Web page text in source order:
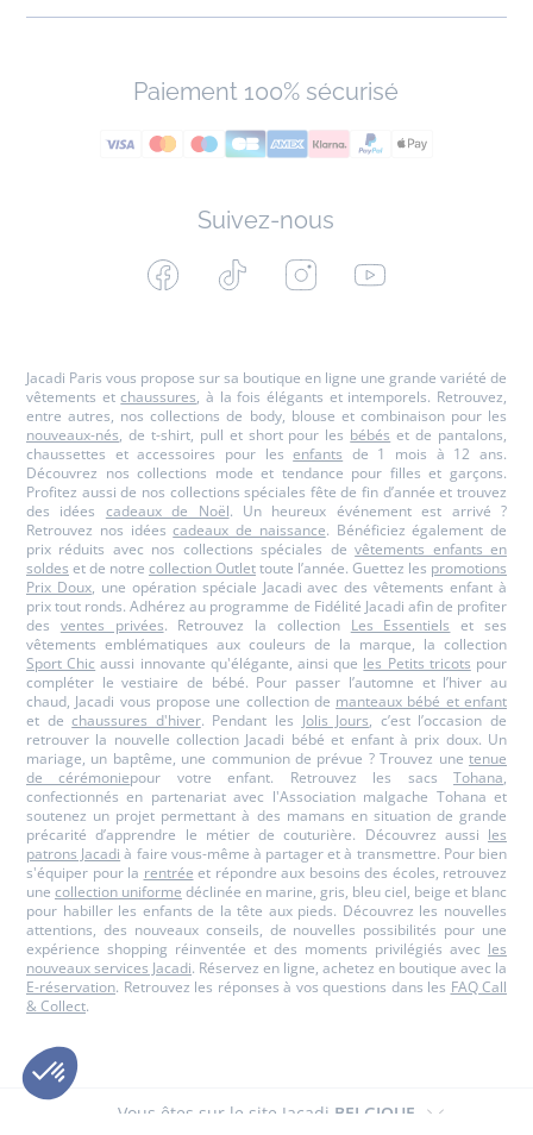
Paiement 100% sécurisé
Suivez-nous
Facebook Tiktok InstagramYoutube
Jacadi Paris vous propose sur sa boutique en ligne une grande variété de
vêtements etchaussures, à la fois élégants et intemporels. Retrouvez,
entre autres, nos collections de body, blouse et combinaison pour les
nouveaux-nés, de t-shirt, pull et short pour les bébés et de pantalons,
chaussettes et accessoires pour lesenfants de 1 mois à 12 ans.
Découvrez nos collections mode et tendance pour filles et garçons.
Profitez aussi de nos collections spéciales fête de fin d’année et trouvez
des idées cadeaux de Noël. Un heureux événement est arrivé ?
Retrouvez nos idéescadeaux de naissance. Bénéficiez également de
prix réduits avec nos collections spéciales devêtements enfants en
soldes et de notre collection Outlettoute l’année. Guettez les promotions
Prix Doux, une opération spéciale Jacadi avec des vêtements enfant à
prix tout ronds. Adhérez au programme de Fidélité Jacadi afin de profiter
des ventes privées. Retrouvez la collection Les Essentiels et ses
vêtements emblématiques aux couleurs de la marque, la collection
Sport Chic aussi innovante qu'élégante, ainsi que les Petits tricots pour
compléter le vestiaire de bébé. Pour passer l’automne et l’hiver au
chaud, Jacadi vous propose une collection de manteaux bébé et enfant
et dechaussures d'hiver. Pendant les Jolis Jours, c’est l’occasion de
retrouver la nouvelle collection Jacadi bébé et enfant à prix doux. Un
mariage, un baptême, une communion de prévue ? Trouvez une tenue
de cérémoniepour votre enfant. Retrouvez les sacsTohana,
confectionnés en partenariat avec l'Association malgache Tohana et
soutenez un projet permettant à des mamans en situation de grande
précarité d’apprendre le métier de couturière. Découvrez aussi les
patrons Jacadi à faire vous-même à partager et à transmettre. Pour bien
s'équiper pour la rentrée et répondre aux besoins des écoles, retrouvez
une collection uniforme déclinée en marine, gris, bleu ciel, beige et blanc
pour habiller les enfants de la tête aux pieds. Découvrez les nouvelles
attentions, des nouveaux conseils, de nouvelles possibilités pour une
expérience shopping réinventée et des moments privilégiés avec les
nouveaux services Jacadi. Réservez en ligne, achetez en boutique avec la
E-réservation. Retrouvez les réponses à vos questions dans les FAQ Call
& Collect.
Vous êtes sur le site Jacadi BELGIQUE